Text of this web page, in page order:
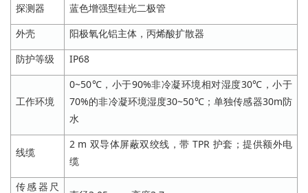
探测器
蓝色增强型硅光二极管
外壳
阳极氧化铝主体，丙烯酸扩散器
防护等级
IP68
工作环境
0~50℃，小于90%非冷凝环境相对湿度30℃，小于
70%的非冷凝环境湿度30~50℃；单独传感器30m防
水
线缆
2 m 双导体屏蔽双绞线，带 TPR 护套；提供额外电
缆
传感器尺